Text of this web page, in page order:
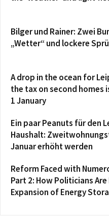
Bilger und Rainer: Zwei
„Wetter“ und lockere
A drop in the ocean for
the tax on second homes
1 January
Ein paar Peanuts für den
Haushalt:
Januar erhöht werden
Reform Faced with
Part 2: How Politicians
Expansion of Energy